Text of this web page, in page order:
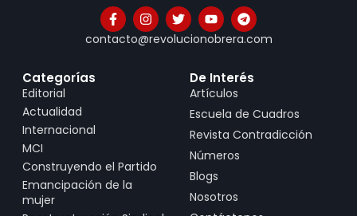
contacto@revolucionobrera.com
Categorías
Editorial
Actualidad
Internacional
MCI
Construyendo el Partido
Emancipación de la
mujer
De Interés
Artículos
Escuela de Cuadros
Revista Contradicción
Números
Blogs
Nosotros